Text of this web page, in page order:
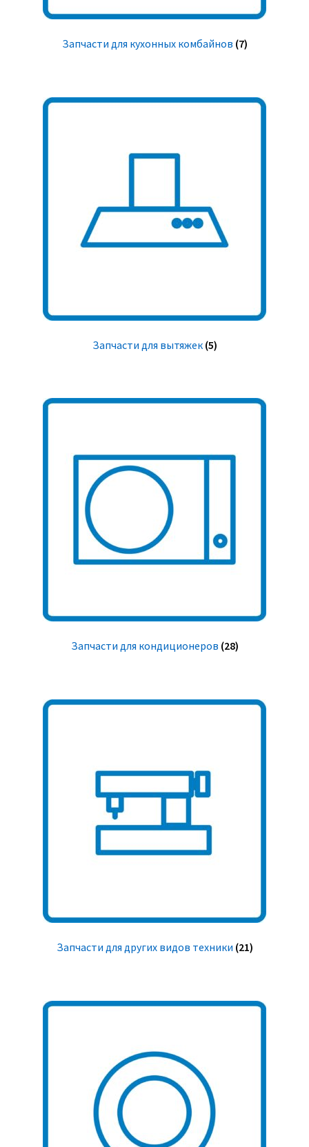
Запчасти для кухонных комбайнов (7)
Запчасти для вытяжек (5)
Запчасти для кондиционеров (28)
Запчасти для других видов техники (21)